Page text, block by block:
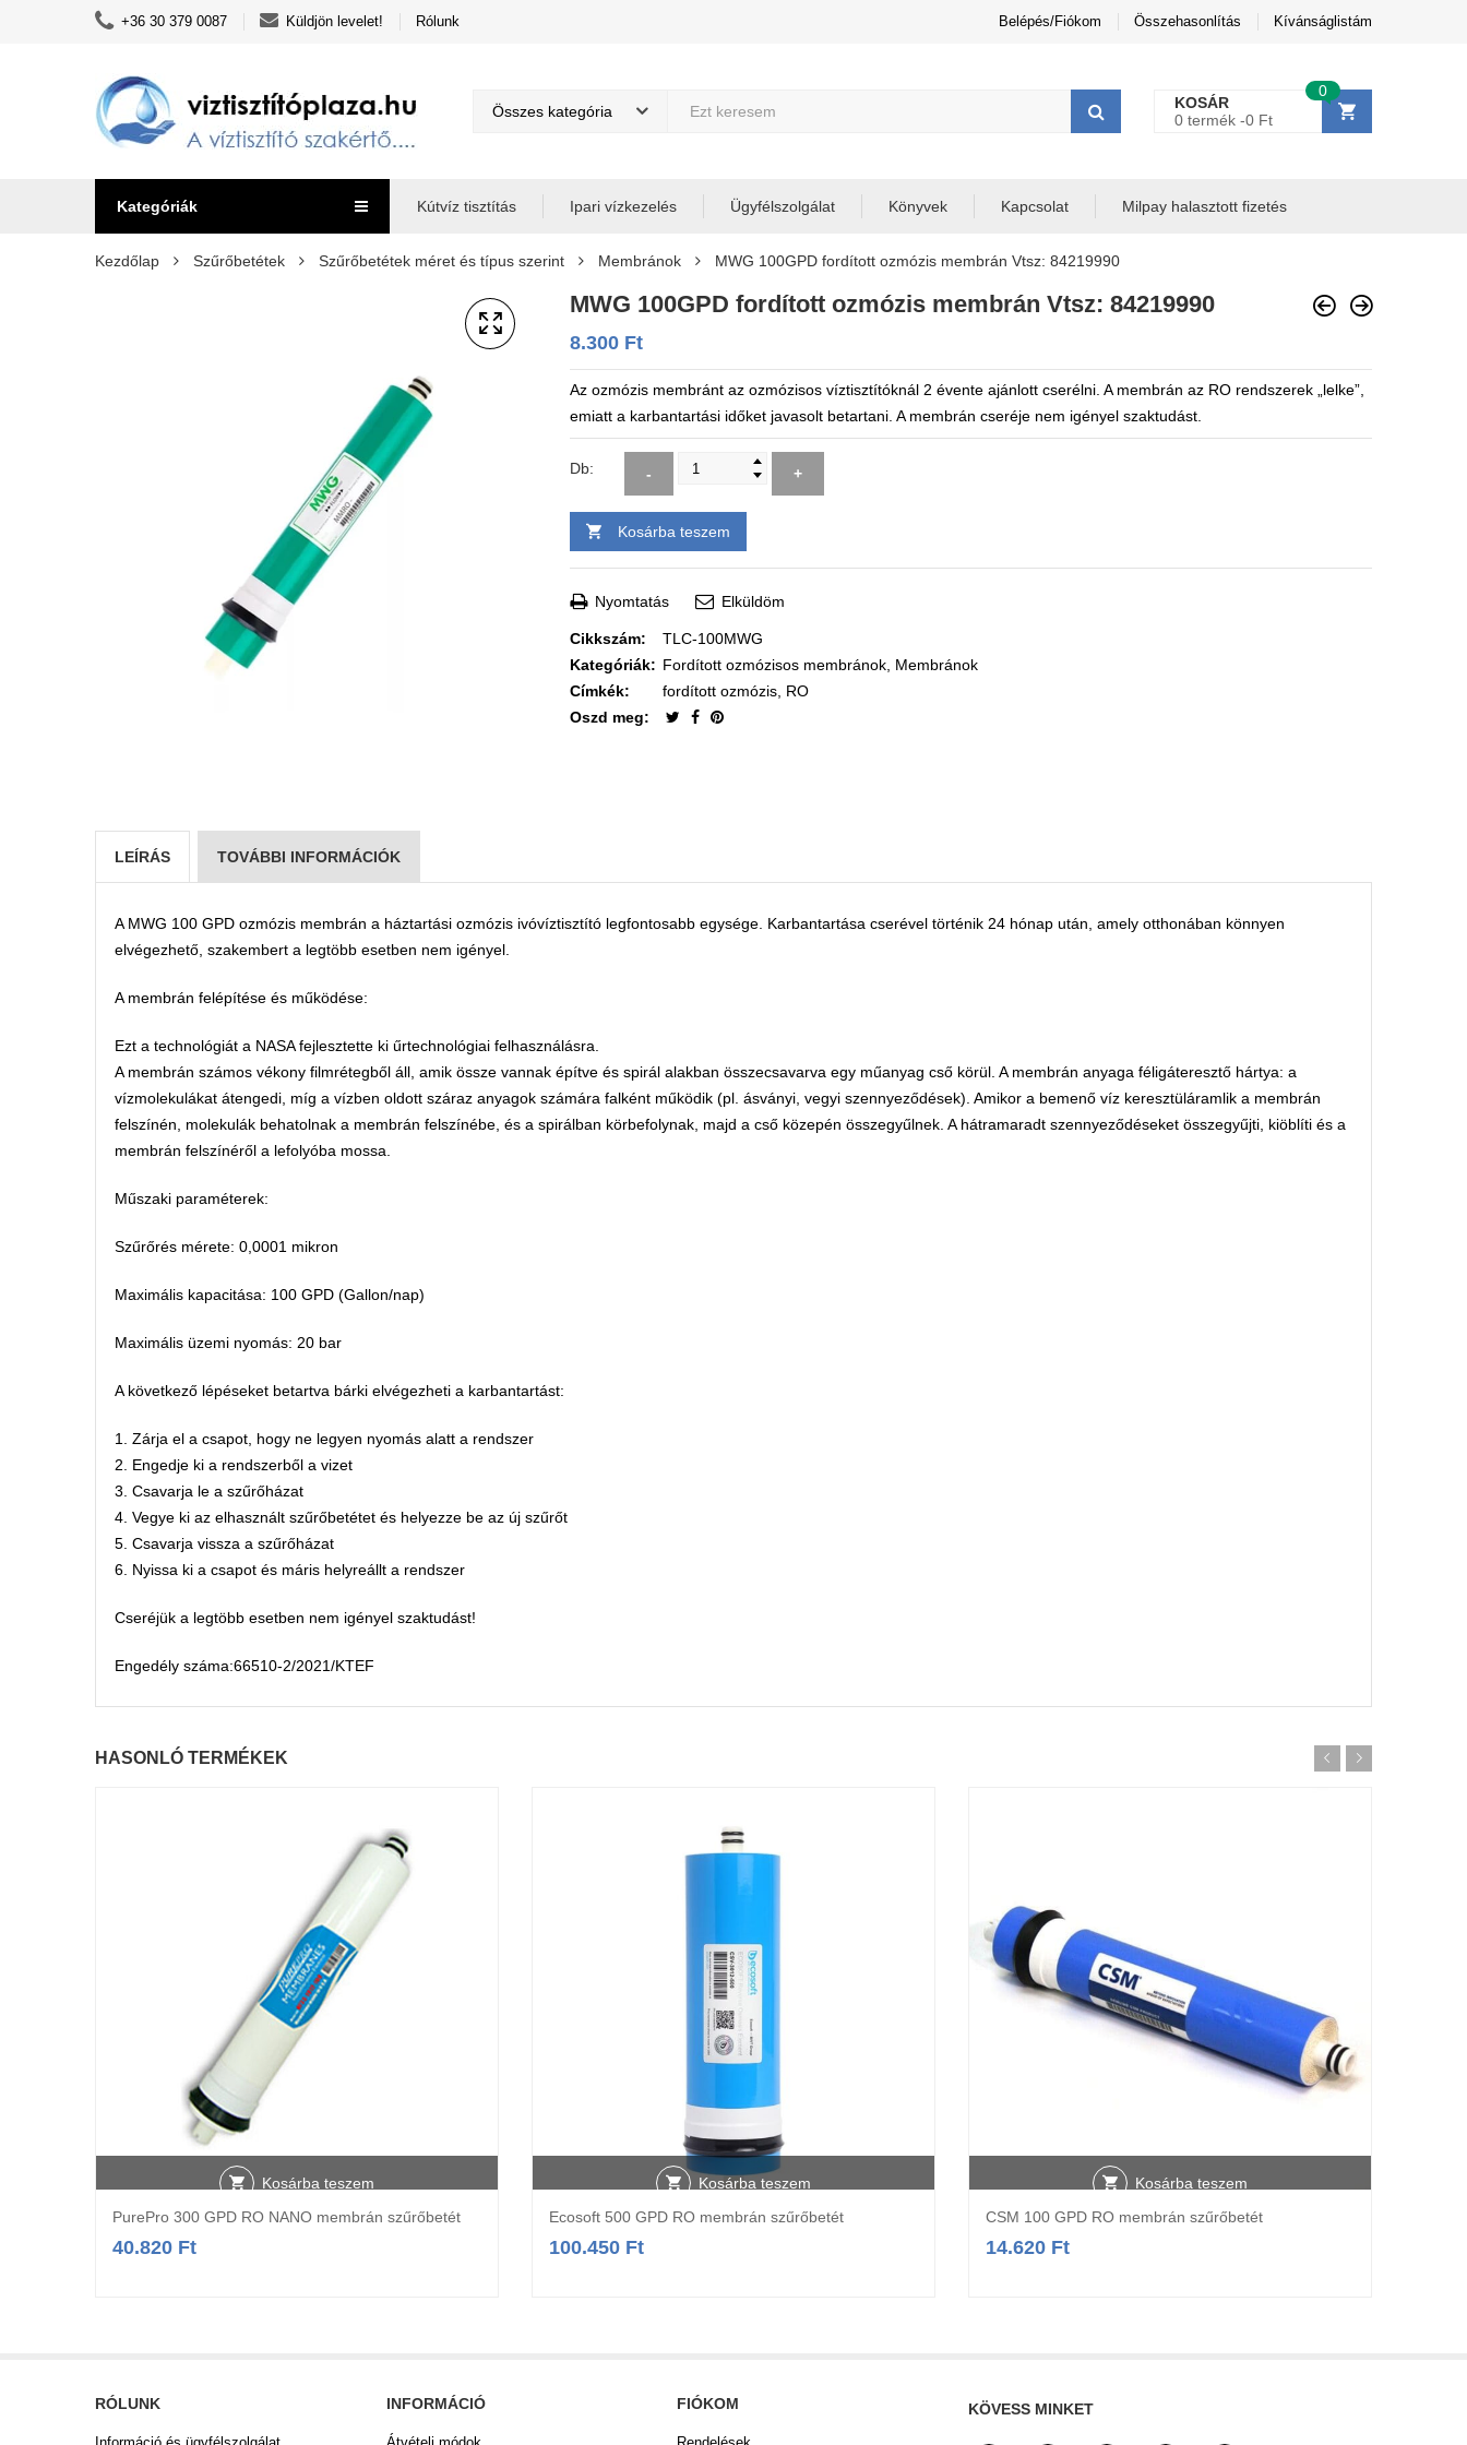
+36 30 379 0087 Küldjön levelet! Rólunk Belépés/Fiókom Összehasonlítás Kívánságlistám
Összes kategória
KOSÁR
0 termék -0 Ft
0
Kategóriák Kútvíz tisztítás Ipari vízkezelés Ügyfélszolgálat Könyvek Kapcsolat Milpay halasztott fizetés
Kezdőlap Szűrőbetétek Szűrőbetétek méret és típus szerint Membránok MWG 100GPD fordított ozmózis membrán Vtsz: 84219990
MWG 100GPD fordított ozmózis membrán Vtsz: 84219990
8.300 Ft
Az ozmózis membránt az ozmózisos víztisztítóknál 2 évente ajánlott cserélni. A membrán az RO rendszerek „lelke”,
emiatt a karbantartási időket javasolt betartani. A membrán cseréje nem igényel szaktudást.
-
Db: +
Kosárba teszem
Nyomtatás Elküldöm
Cikkszám:
TLC-100MWG
Kategóriák: Fordított ozmózisos membránok, Membránok
Címkék:
fordított ozmózis, RO
Oszd meg:
LEÍRÁS TOVÁBBI INFORMÁCIÓK
A MWG 100 GPD ozmózis membrán a háztartási ozmózis ivóvíztisztító legfontosabb egysége. Karbantartása cserével történik 24 hónap után, amely otthonában könnyen
elvégezhető, szakembert a legtöbb esetben nem igényel.
A membrán felépítése és működése:
Ezt a technológiát a NASA fejlesztette ki űrtechnológiai felhasználásra.
A membrán számos vékony filmrétegből áll, amik össze vannak építve és spirál alakban összecsavarva egy műanyag cső körül. A membrán anyaga féligáteresztő hártya: a
vízmolekulákat átengedi, míg a vízben oldott száraz anyagok számára falként működik (pl. ásványi, vegyi szennyeződések). Amikor a bemenő víz keresztüláramlik a membrán
felszínén, molekulák behatolnak a membrán felszínébe, és a spirálban körbefolynak, majd a cső közepén összegyűlnek. A hátramaradt szennyeződéseket összegyűjti, kiöblíti és a
membrán felszínéről a lefolyóba mossa.
Műszaki paraméterek:
Szűrőrés mérete: 0,0001 mikron
Maximális kapacitása: 100 GPD (Gallon/nap)
Maximális üzemi nyomás: 20 bar
A következő lépéseket betartva bárki elvégezheti a karbantartást:
1. Zárja el a csapot, hogy ne legyen nyomás alatt a rendszer
2. Engedje ki a rendszerből a vizet
3. Csavarja le a szűrőházat
4. Vegye ki az elhasznált szűrőbetétet és helyezze be az új szűrőt
5. Csavarja vissza a szűrőházat
6. Nyissa ki a csapot és máris helyreállt a rendszer
Cseréjük a legtöbb esetben nem igényel szaktudást!
Engedély száma:66510-2/2021/KTEF
HASONLÓ TERMÉKEK
Kosárba teszem
PurePro 300 GPD RO NANO membrán szűrőbetét
40.820 Ft
Kosárba teszem
Ecosoft 500 GPD RO membrán szűrőbetét
100.450 Ft
Kosárba teszem
CSM 100 GPD RO membrán szűrőbetét
14.620 Ft
RÓLUNK INFORMÁCIÓ FIÓKOM KÖVESS MINKET